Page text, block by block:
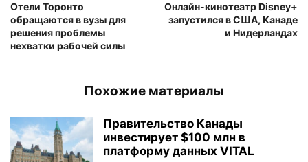
Отели Торонто
обращаются в вузы для
решения проблемы
нехватки рабочей силы
Онлайн-кинотеатр Disney+
запустился в США, Канаде
и Нидерландах
Похожие материалы
Правительство Канады
инвестирует $100 млн в
платформу данных VITAL